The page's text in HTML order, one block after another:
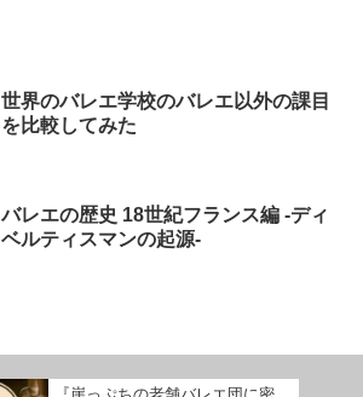
世界のバレエ学校のバレエ以外の課目
を比較してみた
バレエの歴史 18世紀フランス編 -ディ
ベルティスマンの起源-